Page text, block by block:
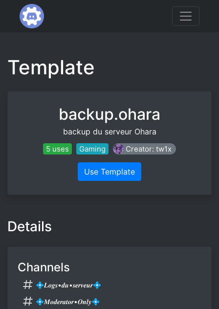
Template
backup.ohara
backup du serveur Ohara
5 uses Gaming Creator: tw1x
Use Template
Details
Channels
💠𝑳𝒐𝒈𝒔•𝒅𝒖•𝒔𝒆𝒓𝒗𝒆𝒖𝒓💠
💠𝑴𝒐𝒅𝒆𝒓𝒂𝒕𝒐𝒓•𝑶𝒏𝒍𝒚💠